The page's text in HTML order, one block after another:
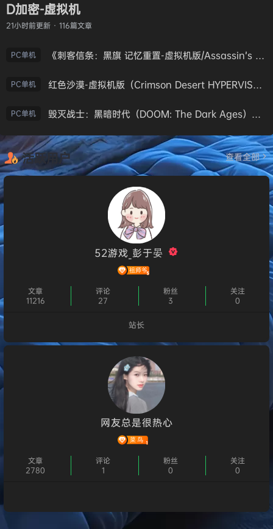
D加密-虚拟机
21小时前更新 · 116篇文章
PC单机 《刺客信条：黑旗 记忆重置-虚拟机版/Assassin’s Creed Black Flag Resynced HYPERVISOR》免安装中文版
PC单机 红色沙漠-虚拟机版（Crimson Desert HYPERVISOR）免安装中文版
PC单机 毁灭战士：黑暗时代（DOOM: The Dark Ages）免安装中文版
活跃用户 查看全部
52游戏_彭于晏
文章
11216
评论
27
粉丝
3
关注
0
站长
个人主页
网友总是很热心
文章
2780
评论
1
粉丝
0
关注
0